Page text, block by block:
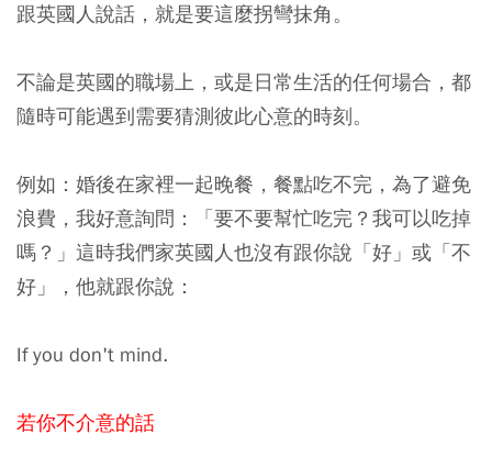
跟英國人說話，就是要這麼拐彎抹角。
不論是英國的職場上，或是日常生活的任何場合，都
隨時可能遇到需要猜測彼此心意的時刻。
例如：婚後在家裡一起晚餐，餐點吃不完，為了避免
浪費，我好意詢問：「要不要幫忙吃完？我可以吃掉
嗎？」這時我們家英國人也沒有跟你說「好」或「不
好」，他就跟你說：
If you don't mind.
若你不介意的話